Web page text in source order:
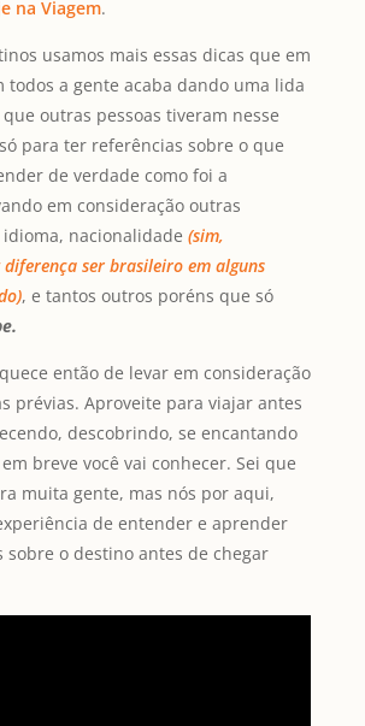
na Viagem.
usamos mais essas dicas que em
todos a gente acaba dando uma lida
outras pessoas tiveram nesse
para ter referências sobre o que
de verdade como foi a
em consideração outras
nacionalidade (sim,
ser brasileiro em alguns
, e tantos outros poréns que só
então de levar em consideração
prévias. Aproveite para viajar antes
descobrindo, se encantando
breve você vai conhecer. Sei que
muita gente, mas nós por aqui,
de entender e aprender
sobre o destino antes de chegar